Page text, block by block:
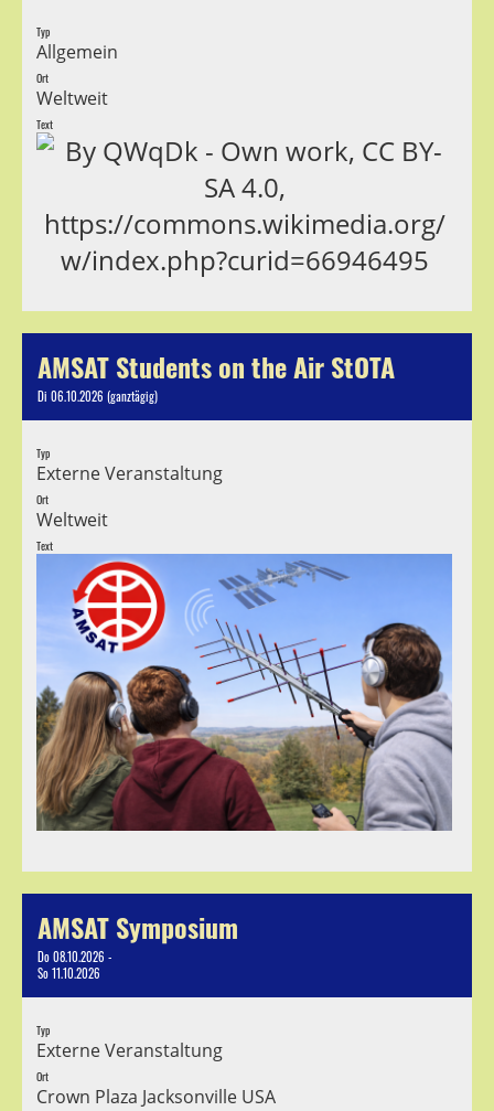
Typ
Allgemein
Ort
Weltweit
Text
AMSAT Students on the Air StOTA
Di 06.10.2026 (ganztägig)
Typ
Externe Veranstaltung
Ort
Weltweit
Text
AMSAT Symposium
Do 08.10.2026 -
So 11.10.2026
Typ
Externe Veranstaltung
Ort
Crown Plaza Jacksonville USA